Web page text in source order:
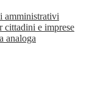
amministrativi
cittadini e imprese
analoga